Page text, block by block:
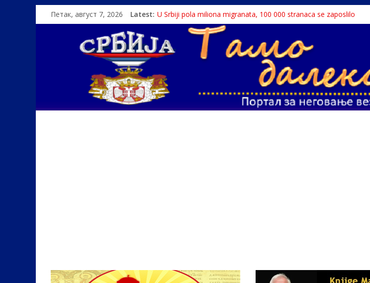
Петак, август 7, 2026 Latest: U Srbiji pola miliona migranata, 100 000 stranaca se zaposlilo
Како је „Господар књига“ проглашен народним непријатељем
Čije je pravo na istinu o Nikoli Tesli?
Srbin zaspao na Dunavu, reka ga odnela u Rumuniju
Politika i seks glavne teme srpskih medija